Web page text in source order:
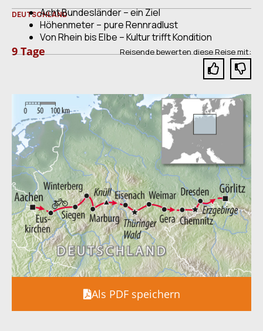
DEUTSCHLANDAcht Bundesländer – ein Ziel
Höhenmeter – pure Rennradlust
Von Rhein bis Elbe – Kultur trifft Kondition
9 Tage Reisende bewerten diese Reise mit:
Als PDF speichern